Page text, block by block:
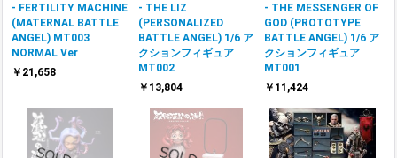
- FERTILITY MACHINE
(MATERNAL BATTLE
ANGEL) MT003
NORMAL Ver
￥21,658
- THE LIZ
(PERSONALIZED
BATTLE ANGEL) 1/6 ア
クションフィギュア
MT002
￥13,804
- THE MESSENGER OF
GOD (PROTOTYPE
BATTLE ANGEL) 1/6 ア
クションフィギュア
MT001
￥11,424